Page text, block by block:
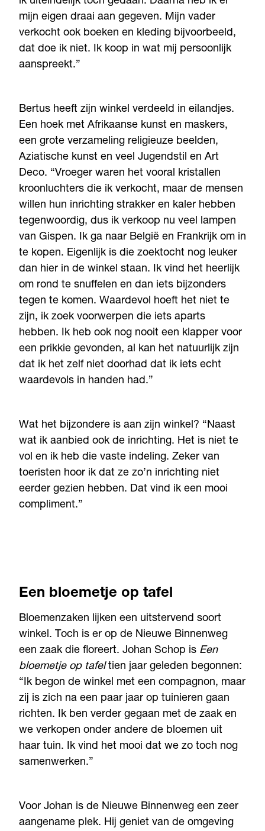
mijn eigen draai aan gegeven. Mijn vader
verkocht ook boeken en kleding bijvoorbeeld,
dat doe ik niet. Ik koop in wat mij persoonlijk
aanspreekt.”
Bertus heeft zijn winkel verdeeld in eilandjes.
Een hoek met Afrikaanse kunst en maskers,
een grote verzameling religieuze beelden,
Aziatische kunst en veel Jugendstil en Art
Deco. “Vroeger waren het vooral kristallen
kroonluchters die ik verkocht, maar de mensen
willen hun inrichting strakker en kaler hebben
tegenwoordig, dus ik verkoop nu veel lampen
van Gispen. Ik ga naar België en Frankrijk om in
te kopen. Eigenlijk is die zoektocht nog leuker
dan hier in de winkel staan. Ik vind het heerlijk
om rond te snuffelen en dan iets bijzonders
tegen te komen. Waardevol hoeft het niet te
zijn, ik zoek voorwerpen die iets aparts
hebben. Ik heb ook nog nooit een klapper voor
een prikkie gevonden, al kan het natuurlijk zijn
dat ik het zelf niet doorhad dat ik iets echt
waardevols in handen had.”
Wat het bijzondere is aan zijn winkel? “Naast
wat ik aanbied ook de inrichting. Het is niet te
vol en ik heb die vaste indeling. Zeker van
toeristen hoor ik dat ze zo’n inrichting niet
eerder gezien hebben. Dat vind ik een mooi
compliment.”
Een bloemetje op tafel
Bloemenzaken lijken een uitstervend soort
winkel. Toch is er op de Nieuwe Binnenweg
een zaak die floreert. Johan Schop is Een
bloemetje op tafeltien jaar geleden begonnen:
“Ik begon de winkel met een compagnon, maar
zij is zich na een paar jaar op tuinieren gaan
richten. Ik ben verder gegaan met de zaak en
we verkopen onder andere de bloemen uit
haar tuin. Ik vind het mooi dat we zo toch nog
samenwerken.”
Voor Johan is de Nieuwe Binnenweg een zeer
aangename plek. Hij geniet van de omgeving